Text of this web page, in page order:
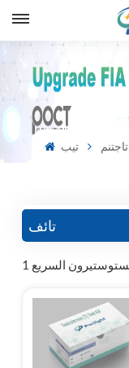
تيب تاجتنم
تائف